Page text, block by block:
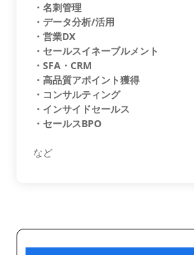
・名刺管理
・データ分析/活用
・営業DX
・セールスイネーブルメント
・SFA・CRM
・高品質アポイント獲得
・コンサルティング
・インサイドセールス
・セールスBPO
など